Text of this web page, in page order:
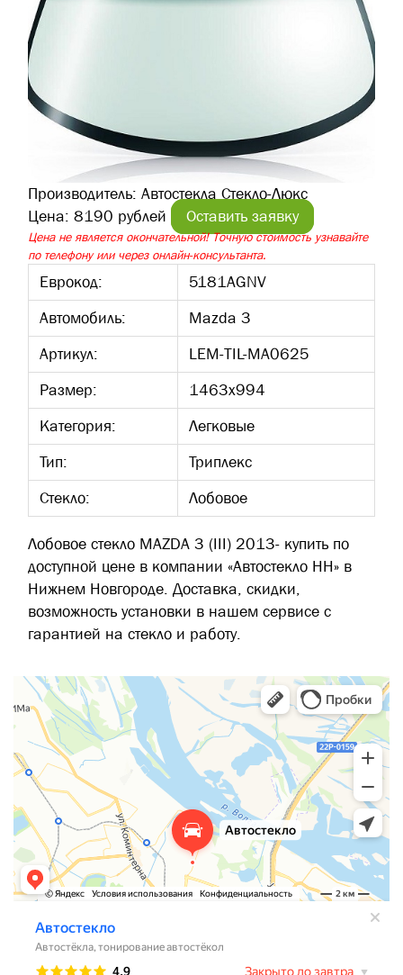
Производитель: Автостекла Стекло-Люкс
Цена: 8190 рублей Оставить заявку
Цена не является окончательной! Точную стоимость узнавайте
по телефону или через онлайн-консультанта.
Еврокод:
5181AGNV
Автомобиль:
Mazda 3
Артикул:
LEM-TIL-MA0625
Размер:
1463х994
Категория:
Легковые
Тип:
Триплекс
Стекло:
Лобовое
Лобовое стекло MAZDA 3 (III) 2013- купить по
доступной цене в компании «Автостекло НН» в
Нижнем Новгороде. Доставка, скидки,
возможность установки в нашем сервисе с
гарантией на стекло и работу.